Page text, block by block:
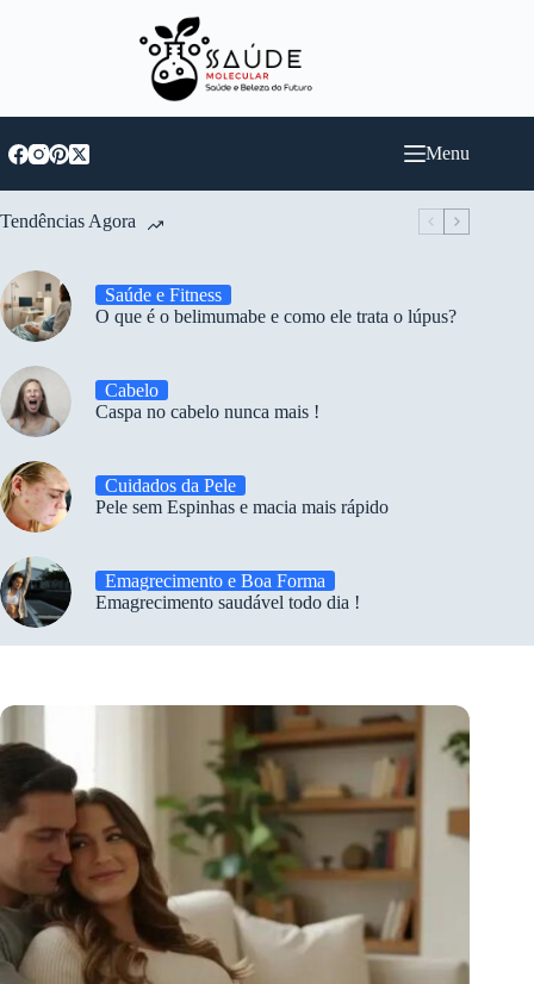
Menu
Tendências Agora
Saúde e Fitness
O que é o belimumabe e como ele trata o lúpus?
Cabelo
Caspa no cabelo nunca mais !
Cuidados da Pele
Pele sem Espinhas e macia mais rápido
Emagrecimento e Boa Forma
Emagrecimento saudável todo dia !